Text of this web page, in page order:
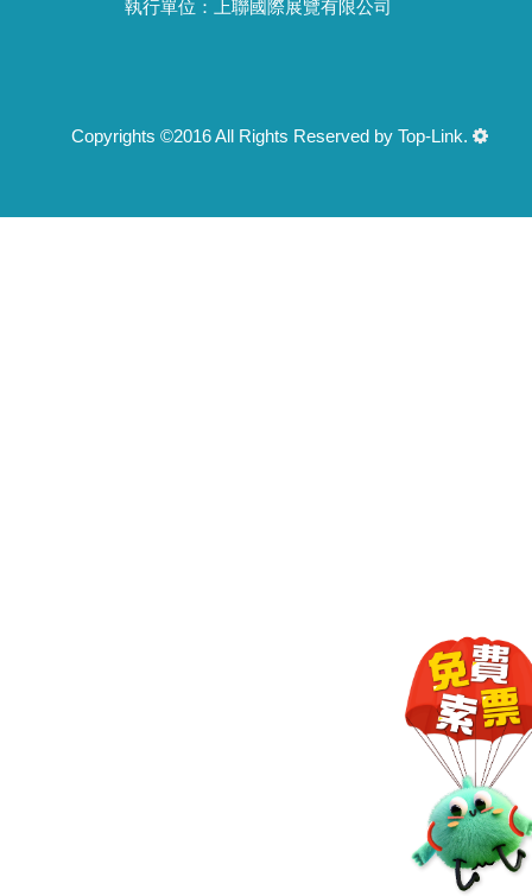
執行單位：上聯國際展覽有限公司
Copyrights ©2016 All Rights Reserved by Top-Link.